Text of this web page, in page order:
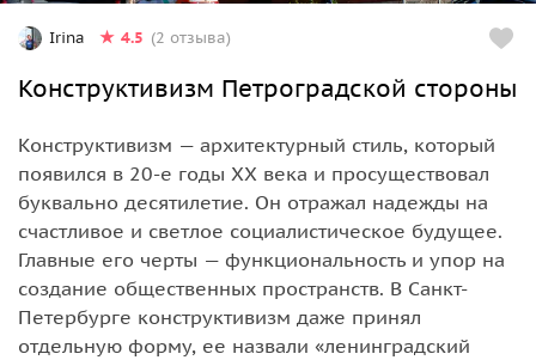
Irina 4.5 (2 отзыва)
Конструктивизм Петроградской стороны
Конструктивизм — архитектурный стиль, который
появился в 20-е годы ХХ века и просуществовал
буквально десятилетие. Он отражал надежды на
счастливое и светлое социалистическое будущее.
Главные его черты — функциональность и упор на
создание общественных пространств. В Санкт-
Петербурге конструктивизм даже принял
отдельную форму, ее назвали «ленинградский